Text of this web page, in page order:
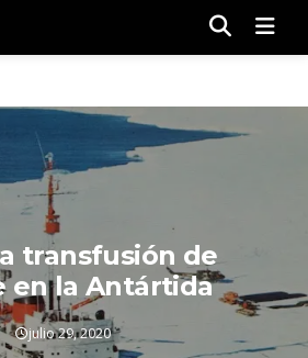
transfusión de
en la Antártida
julio 29, 2020